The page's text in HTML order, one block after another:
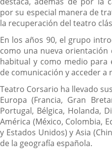
por su especial manera de
la recuperación del teatro
En los años 90, el grupo
como una nueva
habitual y como medio para
de comunicación y acceder a
Teatro Corsario ha llevado
Europa (Francia, Gran
Portugal, Bélgica, Holanda,
América (México, Colombia,
y Estados Unidos) y Asia
de la geografía española.